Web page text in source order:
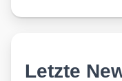
Letzte